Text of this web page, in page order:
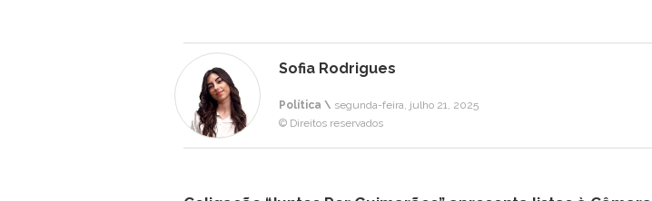
Sofia Rodrigues
Política \ segunda-feira, julho 21, 2025
© Direitos reservados